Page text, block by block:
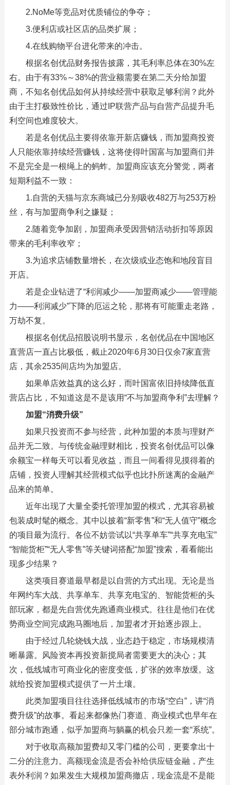
2.NoMe等竞品对优质铺位的争夺；
3.便利店或社区店的品类扩展；
4.在线购物平台进化带来的冲击。
根据名创优品财务报告披露，其毛利率总体在30%左
右。由于有33%～38%的营业额需要在第二天分给加盟
商，不知名创优品如何从持续经营中获取足够利润？此外
由于主打极致性价比，通过IP联营产品与自营产品提升毛
利空间也难度较大。
若是名创优品主要得依靠开新店赚钱，而加盟商投资
人只能依靠持续经营赚钱，这将使得叶国富与加盟商们并
不是完全是一根绳上的蚂蚱。加盟商应该充分警觉，两者
短期利益不一致：
1.自营的天猫与京东商城已分别吸收482万与253万粉
丝，有与加盟商争利之嫌疑；
2.随着竞争加剧，加盟商承受因营销活动折扣等原因
带来的毛利率收窄；
3.为追求店铺数量增长，在次级或业态饱和地段盲目
开店。
若是企业钻进了“利润减少——加盟商减少——管理能
力——利润减少”下降的厄运之轮，那将有可能重走老路，
万劫不复。
根据名创优品招股说明书显示，名创优品在中国地区
直营店一直占比极低，截止2020年6月30日仅余7家直营
店，其余2535间店均为加盟店。
如果单店效益真的这么好，而叶国富依旧持续降低直
营店占比，不知道这是不是该用“不与加盟商争利”去理解？
加盟“消费升级”
如果只投资而不参与经营，此种加盟的本质与理财产
品并无二致。与传统金融理财相比，投资名创优品可以像
余额宝一样每天可以看见收益，而且一间看得见摸得着的
店铺，投资人理解其经营模式似乎也比扑所迷离的金融产
品来的简单。
近年出现了大量全委托管理加盟的模式，尤其容易被
包装成时髦的概念。其中以披着“新零售”和“无人值守”概念
的项目最为流行。各位不妨尝试以“共享单车”“共享充电宝”
“智能货柜”“无人零售”等关键词搭配“加盟”搜索，看看能出
现多少结果？
这类项目赛道最早都是以自营的方式出现。无论是当
年网约车大战、共享单车、共享充电宝的、智能货柜的头
部玩家，都是先自营优先跑通商业模式。往往是他们在优
势商业空间完成跑马圈地后，加盟者才开始逐步跟上。
由于经过几轮烧钱大战，业态趋于稳定，市场规模清
晰暴露。风险资本再投资新搅局者需要更大的决心；其
次，低线城市可商业化的密度变低，扩张的效率放缓。这
就给投资加盟模式提供了一片土壤。
此类加盟项目往往选择低线城市的市场“空白”，讲“消
费升级”的故事。看起来都像热门赛道、商业模式也早年在
部分城市跑通，似乎加盟商与躺赢的机会只差一套“系统”。
对于收取高额加盟费却又零门槛的公司，更要拿出十
二分的注意力。高额现金流是否会补给供应链金融，产生
表外利润？如果发生大规模加盟商撤店，现金流是不是能